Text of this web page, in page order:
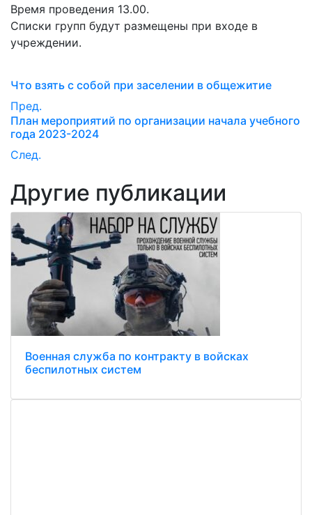
Время проведения 13.00.
Списки групп будут размещены при входе в
учреждении.
Что взять с собой при заселении в общежитие
Пред.
План мероприятий по организации начала учебного
года 2023-2024
След.
Другие публикации
Военная служба по контракту в войсках
беспилотных систем